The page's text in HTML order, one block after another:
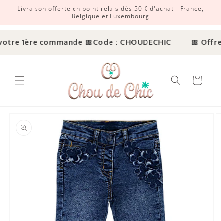
et passer au contenu
Livraison offerte en point relais dès 50 € d'achat - France,
Belgique et Luxembourg
1ère commande 🎀 Code : CHOUDECHIC 🎀 Offre
Panier
informations produits